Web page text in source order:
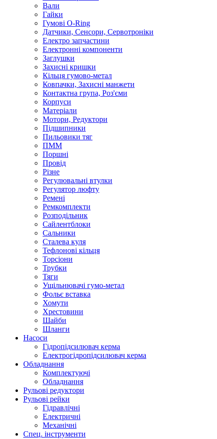
Вали
Гайки
Гумові O-Ring
Датчики, Сенсори, Сервотроніки
Електро запчастини
Електронні компоненти
Заглушки
Захисні кришки
Кільця гумово-метал
Ковпачки, Захисні манжети
Контактна група, Роз'єми
Корпуси
Матеріали
Мотори, Редуктори
Підшипники
Пильовики тяг
ПММ
Поршні
Провід
Різне
Регулювальні втулки
Регулятор люфту
Ремені
Ремкомплекти
Розподільник
Сайлентблоки
Сальники
Сталева куля
Тефлонові кільця
Торсіони
Трубки
Тяги
Ущільнювачі гумо-метал
Фольє вставка
Хомути
Хрестовини
Шайби
Шланги
Насоси
Гідропідсилювач керма
Електрогідропідсилювач керма
Обладнання
Комплектуючі
Обладнання
Рульові редуктори
Рульові рейки
Гідравлічні
Електричні
Механічні
Спец. інструменти